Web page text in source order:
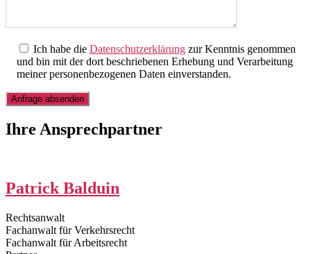
Ich habe die Datenschutzerklärung zur Kenntnis genommen
und bin mit der dort beschriebenen Erhebung und Verarbeitung
meiner personenbezogenen Daten einverstanden.
Ihre Ansprechpartner
Patrick Balduin
Rechtsanwalt
Fachanwalt für Verkehrsrecht
Fachanwalt für Arbeitsrecht